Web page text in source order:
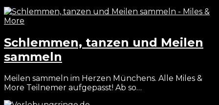
Schlemmen, tanzen und Meilen
sammeln
Meilen sammeln im Herzen Münchens. Alle Miles &
More Teilnemer aufgepasst! Ab so…